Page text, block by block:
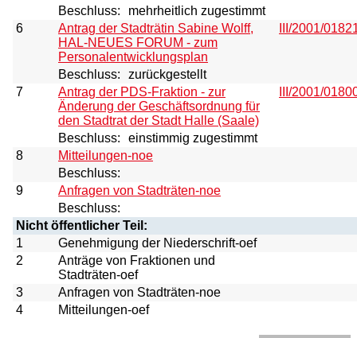
Beschluss:
mehrheitlich zugestimmt
6
Antrag der Stadträtin Sabine Wolff,
HAL-NEUES FORUM - zum
Personalentwicklungsplan
III/2001/
Beschluss:
zurückgestellt
7
Antrag der PDS-Fraktion - zur
Änderung der Geschäftsordnung für
den Stadtrat der Stadt Halle (Saale)
III/2001/
Beschluss:
einstimmig zugestimmt
8
Mitteilungen-noe
Beschluss:
9
Anfragen von Stadträten-noe
Beschluss:
Nicht öffentlicher Teil:
1
Genehmigung der Niederschrift-oef
2
Anträge von Fraktionen und
Stadträten-oef
3
Anfragen von Stadträten-noe
4
Mitteilungen-oef